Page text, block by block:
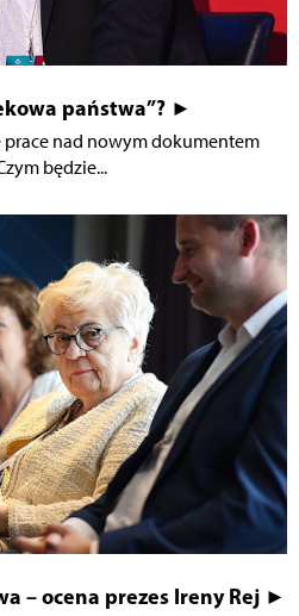
państwa”? ►
nad nowym dokumentem
będzie...
– ocena prezes Ireny Rej ►